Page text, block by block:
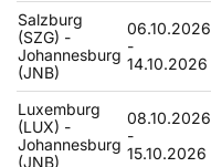
Salzburg
(SZG) -
Johannesburg
(JNB)
06.10.2026
-
14.10.2026
Luxemburg
(LUX) -
Johannesburg
(JNB)
08.10.2026
-
15.10.2026